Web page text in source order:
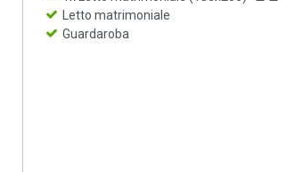
Letto matrimoniale
Guardaroba